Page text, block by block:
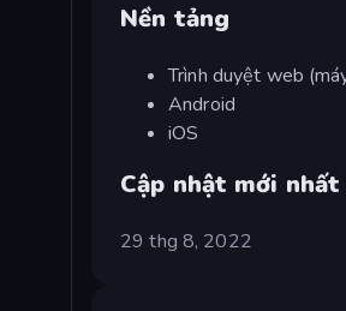
Nền tảng
Trình duyệt web
Android
iOS
Cập nhật mới nhất
29 thg 8, 2022